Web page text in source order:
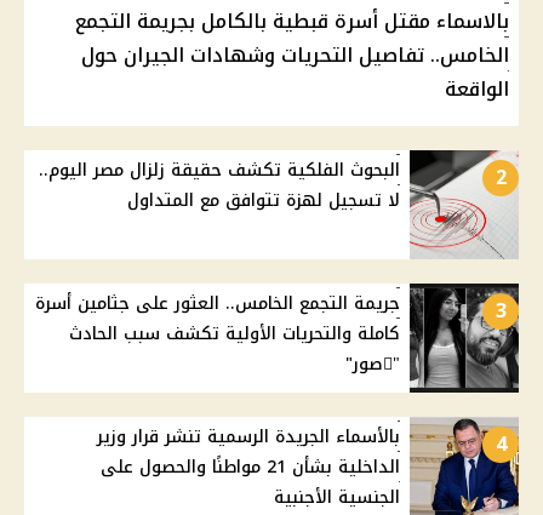
بالاسماء مقتل أسرة قبطية بالكامل بجريمة التجمع
الخامس.. تفاصيل التحريات وشهادات الجيران حول
الواقعة
2
البحوث الفلكية تكشف حقيقة زلزال مصر اليوم..
لا تسجيل لهزة تتوافق مع المتداول
3
جريمة التجمع الخامس.. العثور على جثامين أسرة
كاملة والتحريات الأولية تكشف سبب الحادث
"ًصور"
4
بالأسماء الجريدة الرسمية تنشر قرار وزير
الداخلية بشأن 21 مواطنًا والحصول على
الجنسية الأجنبية